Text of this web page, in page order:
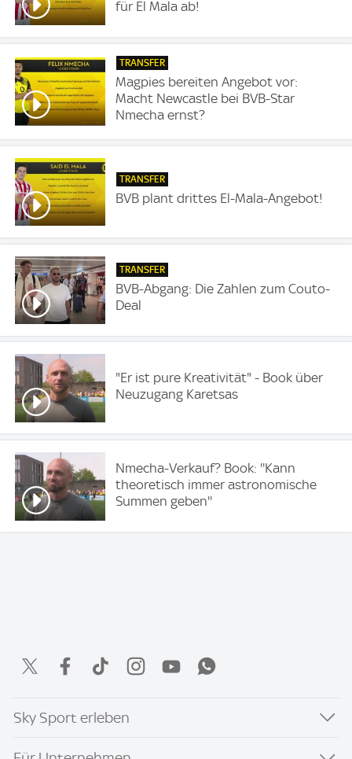
für El Mala ab!
TRANSFER
Magpies bereiten Angebot vor:
Macht Newcastle bei BVB-Star
Nmecha ernst?
TRANSFER
BVB plant drittes El-Mala-Angebot!
TRANSFER
BVB-Abgang: Die Zahlen zum Couto-
Deal
"Er ist pure Kreativität" - Book über
Neuzugang Karetsas
Nmecha-Verkauf? Book: ''Kann
theoretisch immer astronomische
Summen geben''
Sky Sport erleben